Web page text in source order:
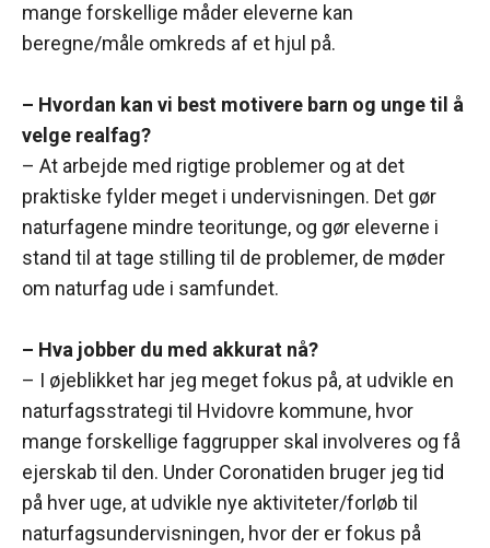
mange forskellige måder eleverne kan
beregne/måle omkreds af et hjul på.
– Hvordan kan vi best motivere barn og unge til å
velge realfag?
– At arbejde med rigtige problemer og at det
praktiske fylder meget i undervisningen. Det gør
naturfagene mindre teoritunge, og gør eleverne i
stand til at tage stilling til de problemer, de møder
om naturfag ude i samfundet.
– Hva jobber du med akkurat nå?
– I øjeblikket har jeg meget fokus på, at udvikle en
naturfagsstrategi til Hvidovre kommune, hvor
mange forskellige faggrupper skal involveres og få
ejerskab til den. Under Coronatiden bruger jeg tid
på hver uge, at udvikle nye aktiviteter/forløb til
naturfagsundervisningen, hvor der er fokus på